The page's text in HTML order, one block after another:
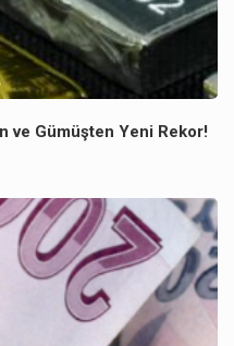
ve Gümüşten Yeni Rekor!